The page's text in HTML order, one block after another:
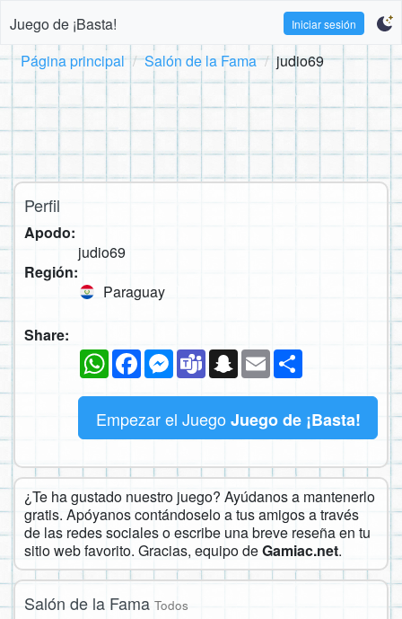
Juego de ¡Basta! Iniciar sesión
Página principal Salón de la Fama judio69
Perfil
Apodo:
judio69
Región:
Paraguay
Share:
WhatsAppFacebookMessenger
TeamsSnapchat
Email
Empezar el Juego Juego de ¡Basta!
¿Te ha gustado nuestro juego? Ayúdanos a mantenerlo
gratis. Apóyanos contándoselo a tus amigos a través
de las redes sociales o escribe una breve reseña en tu
sitio web favorito. Gracias, equipo deGamiac.net.
Salón de la Fama Todos